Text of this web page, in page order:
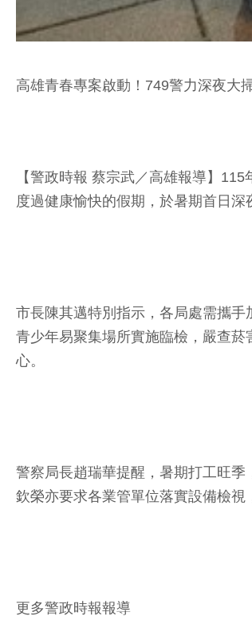
高雄青春專案啟動！749警力深夜大
【警政時報 蔡宗武／高雄報導】
度過健康愉快的假期，於暑期首日
市長陳其邁特別指示，各局處需攜
青少年易聚集場所實施臨檢，嚴查
心。
警察局長趙瑞華提醒，暑期打工旺
欽榮亦要求各業管單位落實設備檢視
更多警政時報報導